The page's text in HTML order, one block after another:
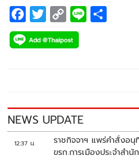
F
ac
e
k
T
wi
tt
C
o
p
k
Li
NEWS UPDATE
12:37 น.
ราชกิจจาฯ แพร่คำสั่งอ
ขรก.การเมืองประจำสำนั